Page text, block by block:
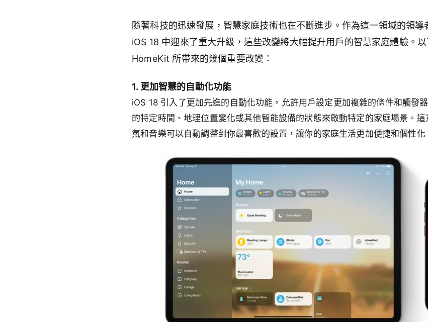
隨著科技的迅速發展，智慧家庭技術也在不斷進步。作為這一領域的領
iOS 18 中迎來了重大升級，這些改變將大幅提升用戶的智慧家庭體驗。
HomeKit 所帶來的幾個重要改變：
1. 更加智慧的自動化功能
iOS 18 引入了更加先進的自動化功能，允許用戶設定更加複雜的條件和觸發
的特定時間、地理位置變化或其他智能設備的狀態來啟動特定的家庭場景。
氣和音樂可以自動調整到你最喜歡的設置，讓你的家庭生活更加便捷和個性化